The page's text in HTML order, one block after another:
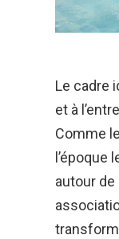
Le cadre
et à
Comme
l’époque
autour de